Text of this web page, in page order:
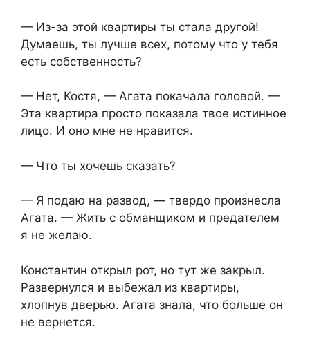
— Из-за этой квартиры ты стала другой!
Думаешь, ты лучше всех, потому что у тебя
есть собственность?
— Нет, Костя, — Агата покачала головой. —
Эта квартира просто показала твое истинное
лицо. И оно мне не нравится.
— Что ты хочешь сказать?
— Я подаю на развод, — твердо произнесла
Агата. — Жить с обманщиком и предателем
я не желаю.
Константин открыл рот, но тут же закрыл.
Развернулся и выбежал из квартиры,
хлопнув дверью. Агата знала, что больше он
не вернется.